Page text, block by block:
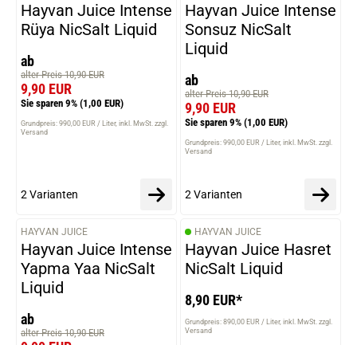
Hayvan Juice Intense
Rüya NicSalt Liquid
ab
alter Preis 10,90 EUR
9,90 EUR
Sie sparen 9% (1,00 EUR)
Grundpreis: 990,00 EUR / Liter inkl. MwSt. zzgl.
Versand
2 Varianten
Hayvan Juice Intense
Sonsuz NicSalt
Liquid
ab
alter Preis 10,90 EUR
9,90 EUR
Sie sparen 9% (1,00 EUR)
Grundpreis: 990,00 EUR / Liter inkl. MwSt. zzgl.
Versand
2 Varianten
HAYVAN JUICE
Hayvan Juice Intense
Yapma Yaa NicSalt
Liquid
ab
alter Preis 10,90 EUR
HAYVAN JUICE
Hayvan Juice Hasret
NicSalt Liquid
8,90 EUR*
Grundpreis: 890,00 EUR / Liter inkl. MwSt. zzgl.
Versand